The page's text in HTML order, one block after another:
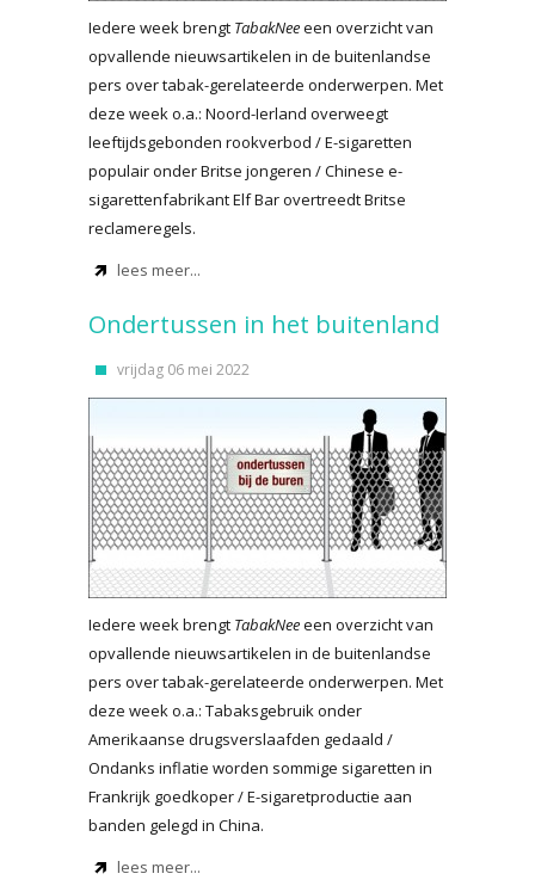
Iedere week brengt TabakNeeeen overzicht van
opvallende nieuwsartikelen in de buitenlandse
pers over tabak-gerelateerde onderwerpen. Met
deze week o.a.: Noord-Ierland overweegt
leeftijdsgebonden rookverbod / E-sigaretten
populair onder Britse jongeren / Chinese e-
sigarettenfabrikant Elf Bar overtreedt Britse
reclameregels.
lees meer...
Ondertussen in het buitenland
vrijdag 06 mei 2022
Iedere week brengt TabakNeeeen overzicht van
opvallende nieuwsartikelen in de buitenlandse
pers over tabak-gerelateerde onderwerpen. Met
deze week o.a.: Tabaksgebruik onder
Amerikaanse drugsverslaafden gedaald /
Ondanks inflatie worden sommige sigaretten in
Frankrijk goedkoper / E-sigaretproductie aan
banden gelegd in China.
lees meer...